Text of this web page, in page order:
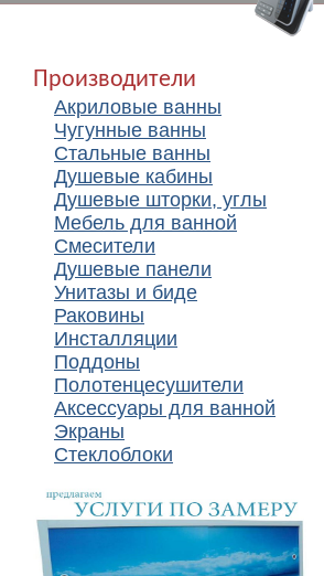
Производители
Акриловые ванны
Чугунные ванны
Стальные ванны
Душевые кабины
Душевые шторки, углы
Мебель для ванной
Смесители
Душевые панели
Унитазы и биде
Раковины
Инсталляции
Поддоны
Полотенцесушители
Аксессуары для ванной
Экраны
Стеклоблоки